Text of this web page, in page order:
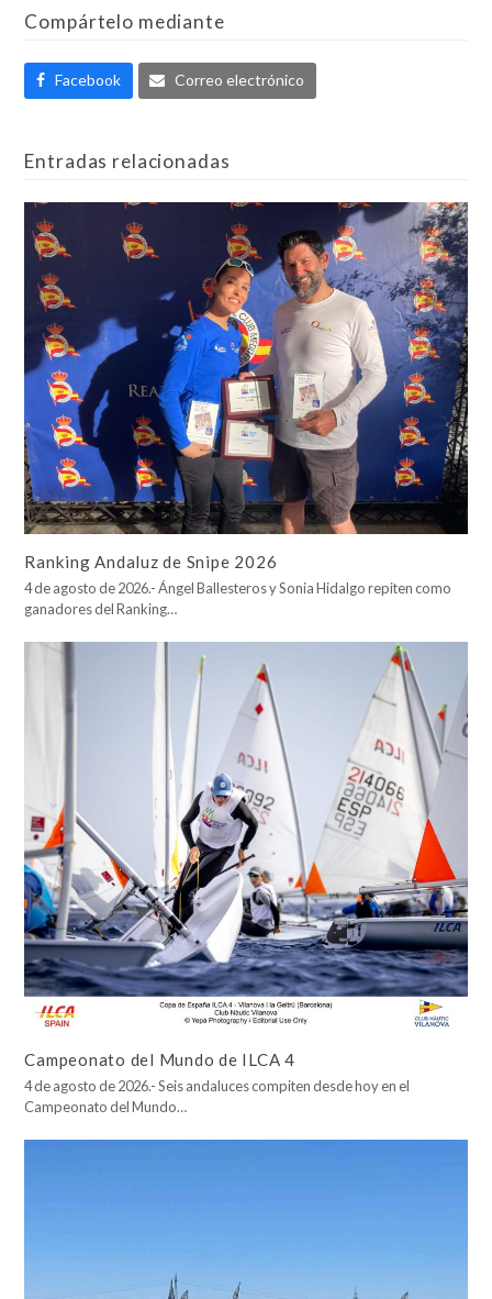
Compártelo mediante
Facebook Correo electrónico
Entradas relacionadas
Ranking Andaluz de Snipe 2026
4 de agosto de 2026.- Ángel Ballesteros y Sonia Hidalgo repiten como
ganadores del Ranking…
Campeonato del Mundo de ILCA 4
4 de agosto de 2026.- Seis andaluces compiten desde hoy en el
Campeonato del Mundo…